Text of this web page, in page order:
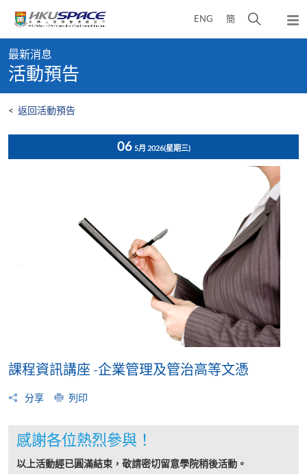
content
ENG 簡
開
彈
出
content
start
最新消息
活動預告
< 返回活動預告
06 5月 2026(星期三)
課程資訊講座 -企業管理及管治高等文憑
分享 列印
感謝各位熱烈參與！
以上活動經已圓滿結束，敬請密切留意學院稍後活動。